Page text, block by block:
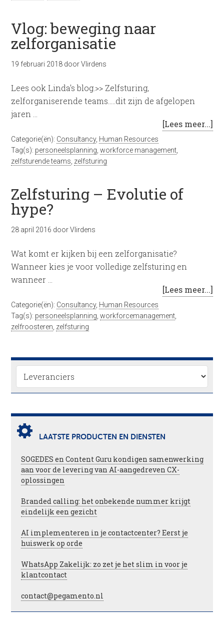
Vlog: beweging naar
zelforganisatie
19 februari 2018 doorVlirdens
Lees ook Linda's blog.>> Zelfsturing,
zelforganiserende teams…..dit zijn de afgelopen
jaren …
[Lees meer...]
Categorie(ën): Consultancy, Human Resources
Tag(s): personeelsplanning ,workforce management
zelfsturende teams zelfsturing
Zelfsturing – Evolutie of
hype?
28 april 2016 doorVlirdens
Wat komt er kijken bij een zelforganisatie?
Wanneer kies je voor volledige zelfsturing en
wanneer …
[Lees meer...]
Categorie(ën): Consultancy, Human Resources
Tag(s): personeelsplanning ,workforcemanagement
zelfroosteren zelfsturing
LAATSTE PRODUCTEN EN DIENSTEN
SOGEDES en Content Guru kondigen samenwerking
aan voor de levering van AI-aangedreven CX-
oplossingen
Branded calling: het onbekende nummer krijgt
eindelijk een gezicht
AI implementeren in je contactcenter? Eerst je
huiswerk op orde
WhatsApp Zakelijk: zo zet je het slim in voor je
klantcontact
contact@pegamento.nl